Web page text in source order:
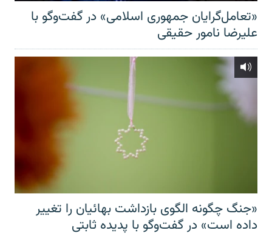
«تعامل‌گرایان جمهوری اسلامی» در گفت‌وگو با
علیرضا نامور حقیقی
«جنگ چگونه الگوی بازداشت بهائیان را تغییر
داده است» در گفت‌وگو با پدیده ثابتی